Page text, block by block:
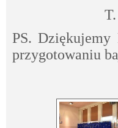
PS.
przygotowaniu